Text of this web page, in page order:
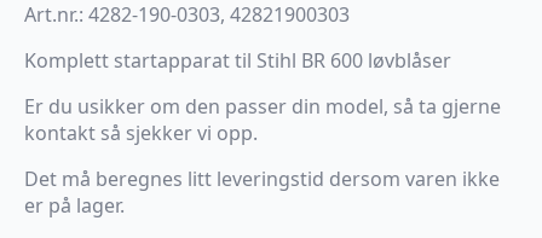
Art.nr.: 4282-190-0303, 42821900303
Komplett startapparat til Stihl BR 600 løvblåser
Er du usikker om den passer din model, så ta gjerne
kontakt så sjekker vi opp.
Det må beregnes litt leveringstid dersom varen ikke
er på lager.